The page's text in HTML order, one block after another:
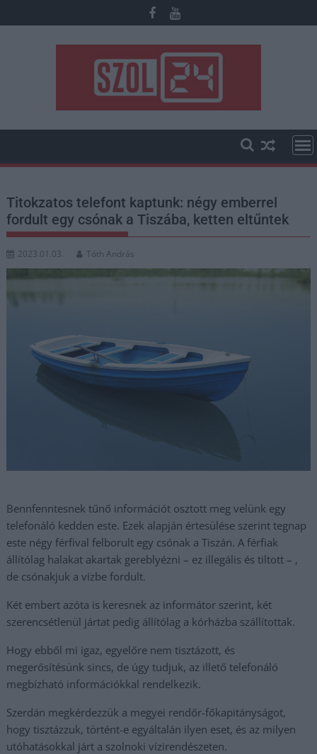
to
Titokzatos telefont kaptunk: négy emberrel
fordult egy csónak a Tiszába, ketten eltűntek
2023.01.03. Tóth András
Bennfenntesnek tűnő információt osztott meg velünk egy
telefonáló kedden este. Ezek alapján értesülése szerint tegnap
este négy férfival felborult egy csónak a Tiszán. A férfiak
állítólag halakat akartak gereblyézni – ez illegális és tiltott – ,
de csónakjuk a vízbe fordult.
Két embert azóta is keresnek az informátor szerint, két
szerencsétlenül jártat pedig állítólag a kórházba szállítottak.
Hogy ebből mi igaz, egyelőre nem tisztázott, és
megerősítésünk sincs, de úgy tudjuk, az illető telefonáló
megbízható információkkal rendelkezik.
Szerdán megkérdezzük a megyei rendőr-főkapitányságot,
hogy tisztázzuk, történt-e egyáltalán ilyen eset, és az milyen
utóhatásokkal járt a szolnoki vízirendészeten.